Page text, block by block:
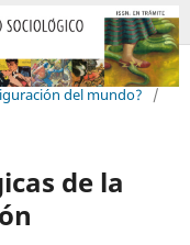
del mundo?
/
de la